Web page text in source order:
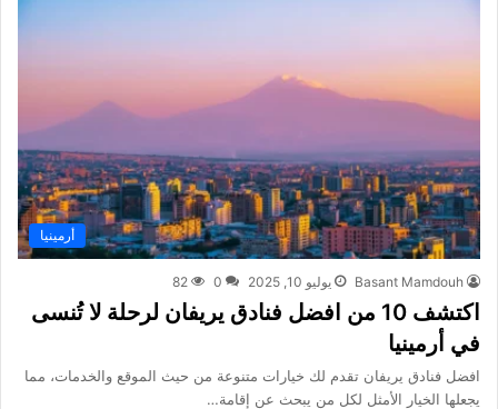
أرمينيا
Basant Mamdouh يوليو 10, 2025 0
82
اكتشف 10 من افضل فنادق يريفان لرحلة لا تُنسى
في أرمينيا
افضل فنادق يريفان تقدم لك خيارات متنوعة من حيث الموقع والخدمات، مما
يجعلها الخيار الأمثل لكل من يبحث عن إقامة…